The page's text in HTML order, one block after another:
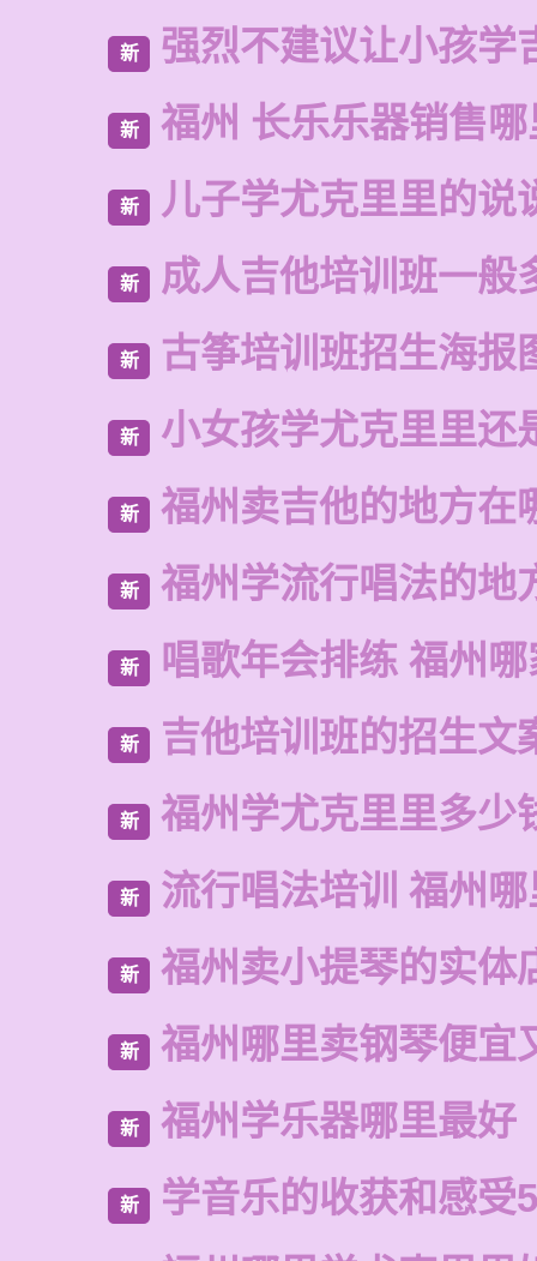
新 强烈不建议让小孩学
新 福州 长乐乐器销售
新 儿子学尤克里里的说
新 成人吉他培训班一般
新 古筝培训班招生海报
新 小女孩学尤克里里还
新 福州卖吉他的地方在
新 福州学流行唱法的地
新 唱歌年会排练 福州
新 吉他培训班的招生文
新 福州学尤克里里多少
新 流行唱法培训 福州
新 福州卖小提琴的实体
新 福州哪里卖钢琴便宜
新 福州学乐器哪里最好
新
学音乐的收获和感受